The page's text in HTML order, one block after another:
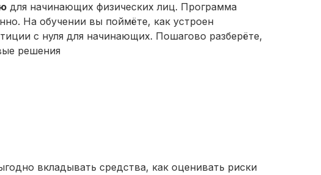
для начинающих физических лиц. Программа
На обучении вы поймёте, как устроен
с нуля для начинающих. Пошагово разберёте,
решения
вкладывать средства, как оценивать риски